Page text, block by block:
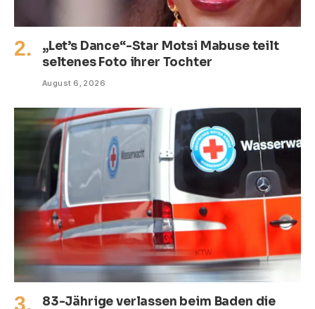
„Let’s Dance“-Star Motsi Mabuse teilt
seltenes Foto ihrer Tochter
August 6, 2026
83-Jährige verlassen beim Baden die